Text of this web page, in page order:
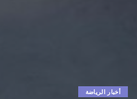
أخبار الرياضة